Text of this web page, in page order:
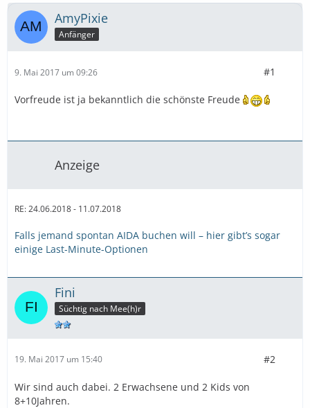
AmyPixie
Anfänger
9. Mai 2017 um 09:26 #1
Vorfreude ist ja bekanntlich die schönste Freude
Anzeige
RE: 24.06.2018 - 11.07.2018
Falls jemand spontan AIDA buchen will – hier gibt’s sogar
einige Last-Minute-Optionen
Fini
Süchtig nach Mee(h)r
19. Mai 2017 um 15:40 #2
Wir sind auch dabei. 2 Erwachsene und 2 Kids von
8+10Jahren.